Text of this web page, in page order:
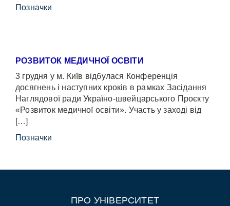
Позначки
РОЗВИТОК МЕДИЧНОЇ ОСВІТИ
3 грудня у м. Київ відбулася Конференція
досягнень і наступних кроків в рамках Засідання
Наглядової ради Україно-швейцарського Проєкту
«Розвиток медичної освіти». Участь у заході від
[…]
Позначки
ПРО УНІВЕРСИТЕТ